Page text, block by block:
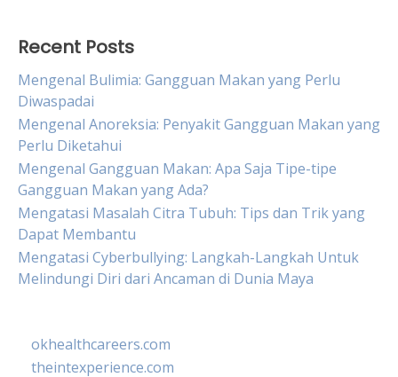
Recent Posts
Mengenal Bulimia: Gangguan Makan yang Perlu
Diwaspadai
Mengenal Anoreksia: Penyakit Gangguan Makan yang
Perlu Diketahui
Mengenal Gangguan Makan: Apa Saja Tipe-tipe
Gangguan Makan yang Ada?
Mengatasi Masalah Citra Tubuh: Tips dan Trik yang
Dapat Membantu
Mengatasi Cyberbullying: Langkah-Langkah Untuk
Melindungi Diri dari Ancaman di Dunia Maya
okhealthcareers.com
theintexperience.com